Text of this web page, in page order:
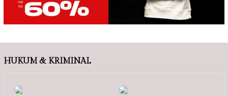
HUKUM & KRIMINAL